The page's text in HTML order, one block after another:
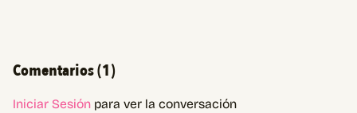
Comentarios (1)
Iniciar Sesión para ver la conversación